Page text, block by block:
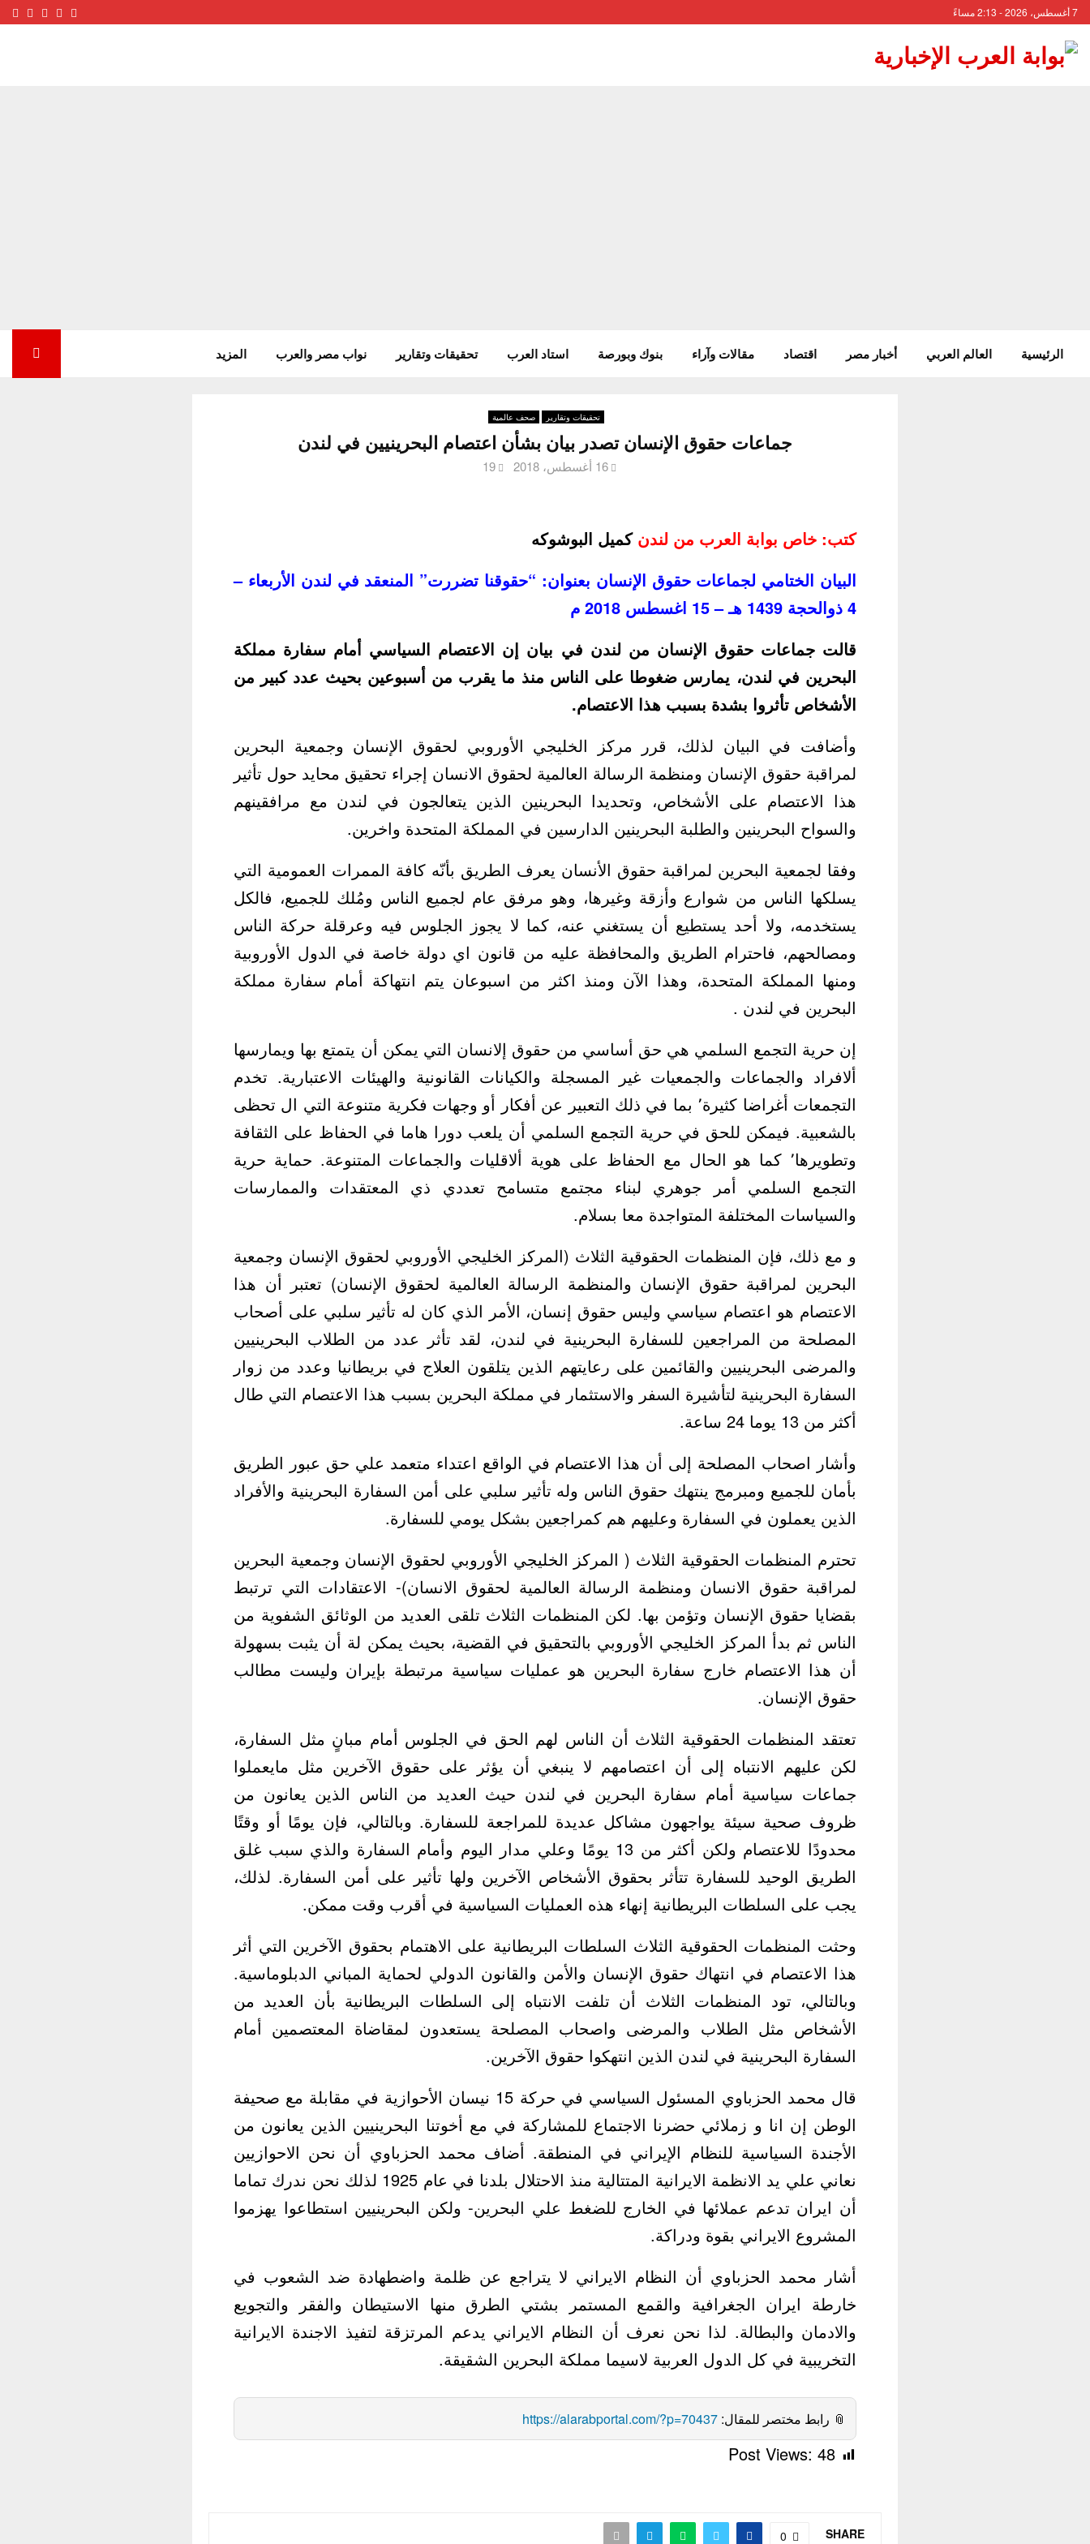
7 أغسطس، 2026 - 2:13 مساءً Facebook
Twitter
الرئيسية العالم العربي أخبار مصر اقتصاد مقالات وآراء بنوك وبورصة استاد العرب تحقيقات وتقارير نواب مصر والعرب المزيد
تحقيقات وتقارير صحف عالمية
جماعات حقوق الإنسان تصدر بيان بشأن اعتصام البحرينيين في لندن
16 أغسطس، 2018 19
كتب: خاص بوابة العرب من لندنكميل البوشوكه
البيان الختامي لجماعات حقوق الإنسان بعنوان: “حقوقنا تضررت” المنعقد في لندن الأربعاء –
4 ذوالحجة 1439 هـ – 15 اغسطس 2018 م
قالت جماعات حقوق الإنسان من لندن في بيان إن الاعتصام السياسي أمام سفارة مملكة
البحرين في لندن، يمارس ضغوطا على الناس منذ ما يقرب من أسبوعين بحيث عدد كبير من
الأشخاص تأثروا بشدة بسبب هذا الاعتصام.
وأضافت في البيان لذلك، قرر مركز الخليجي الأوروبي لحقوق الإنسان وجمعية البحرين
لمراقبة حقوق الإنسان ومنظمة الرسالة العالمية لحقوق الانسان إجراء تحقيق محايد حول تأثير
هذا الاعتصام على الأشخاص، وتحديدا البحرينين الذين يتعالجون في لندن مع مرافقينهم
والسواح البحرينين والطلبة البحرينين الدارسين في المملكة المتحدة واخرين.
وفقا لجمعية البحرين لمراقبة حقوق الأنسان يعرف الطريق بأنّه كافة الممرات العمومية التي
يسلكها الناس من شوارع وأزقة وغيرها، وهو مرفق عام لجميع الناس ومُلك للجميع، فالكل
يستخدمه، ولا أحد يستطيع أن يستغني عنه، كما لا يجوز الجلوس فيه وعرقلة حركة الناس
ومصالحهم، فاحترام الطريق والمحافظة عليه من قانون اي دولة خاصة في الدول الأوروبية
ومنها المملكة المتحدة، وهذا الآن ومنذ اكثر من اسبوعان يتم انتهاكة أمام سفارة مملكة
البحرين في لندن .
إن حرية التجمع السلمي هي حق أساسي من حقوق إلانسان التي يمكن أن يتمتع بها ويمارسها
ألافراد والجماعات والجمعيات غير المسجلة والكيانات القانونية والهيئات الاعتبارية. تخدم
التجمعات أغراضا كثيرة٬ بما في ذلك التعبير عن أفكار أو وجهات فكرية متنوعة التي ال تحظى
بالشعبية. فيمكن للحق في حرية التجمع السلمي أن يلعب دورا هاما في الحفاظ على الثقافة
وتطويرها٬ كما هو الحال مع الحفاظ على هوية ألاقليات والجماعات المتنوعة. حماية حرية
التجمع السلمي أمر جوهري لبناء مجتمع متسامح تعددي ذي المعتقدات والممارسات
والسياسات المختلفة المتواجدة معا بسلام.
و مع ذلك، فإن المنظمات الحقوقية الثلاث (المركز الخليجي الأوروبي لحقوق الإنسان وجمعية
البحرين لمراقبة حقوق الإنسان والمنظمة الرسالة العالمية لحقوق الإنسان) تعتبر أن هذا
الاعتصام هو اعتصام سياسي وليس حقوق إنسان، الأمر الذي كان له تأثير سلبي على أصحاب
المصلحة من المراجعين للسفارة البحرينية في لندن، لقد تأثر عدد من الطلاب البحرينيين
والمرضى البحرينيين والقائمين على رعايتهم الذين يتلقون العلاج في بريطانيا وعدد من زوار
السفارة البحرينية لتأشيرة السفر والاستثمار في مملكة البحرين بسبب هذا الاعتصام التي طال
أكثر من 13 يوما 24 ساعة.
وأشار اصحاب المصلحة إلى أن هذا الاعتصام في الواقع اعتداء متعمد علي حق عبور الطريق
بأمان للجميع ومبرمج ينتهك حقوق الناس وله تأثير سلبي على أمن السفارة البحرينية والأفراد
الذين يعملون في السفارة وعليهم هم كمراجعين بشكل يومي للسفارة.
تحترم المنظمات الحقوقية الثلاث ( المركز الخليجي الأوروبي لحقوق الإنسان وجمعية البحرين
لمراقبة حقوق الانسان ومنظمة الرسالة العالمية لحقوق الانسان)- الاعتقادات التي ترتبط
بقضايا حقوق الإنسان وتؤمن بها. لكن المنظمات الثلاث تلقى العديد من الوثائق الشفوية من
الناس ثم بدأ المركز الخليجي الأوروبي بالتحقيق في القضية، بحيث يمكن لة أن يثبت بسهولة
أن هذا الاعتصام خارج سفارة البحرين هو عمليات سياسية مرتبطة بإيران وليست مطالب
حقوق الإنسان.
تعتقد المنظمات الحقوقية الثلاث أن الناس لهم الحق في الجلوس أمام مبانٍ مثل السفارة،
لكن عليهم الانتباه إلى أن اعتصامهم لا ينبغي أن يؤثر على حقوق الآخرين مثل مايعملوا
جماعات سياسية أمام سفارة البحرين في لندن حيث العديد من الناس الذين يعانون من
ظروف صحية سيئة يواجهون مشاكل عديدة للمراجعة للسفارة. وبالتالي، فإن يومًا أو وقتًا
محدودًا للاعتصام ولكن أكثر من 13 يومًا وعلي مدار اليوم وأمام السفارة والذي سبب غلق
الطريق الوحيد للسفارة تتأثر بحقوق الأشخاص الآخرين ولها تأثير على أمن السفارة. لذلك،
يجب على السلطات البريطانية إنهاء هذه العمليات السياسية في أقرب وقت ممكن.
وحثت المنظمات الحقوقية الثلاث السلطات البريطانية على الاهتمام بحقوق الآخرين التي أثر
هذا الاعتصام في انتهاك حقوق الإنسان والأمن والقانون الدولي لحماية المباني الدبلوماسية.
وبالتالي، تود المنظمات الثلاث أن تلفت الانتباه إلى السلطات البريطانية بأن العديد من
الأشخاص مثل الطلاب والمرضى واصحاب المصلحة يستعدون لمقاضاة المعتصمين أمام
السفارة البحرينية في لندن الذين انتهكوا حقوق الآخرين.
قال محمد الحزباوي المسئول السياسي في حركة 15 نيسان الأحوازية في مقابلة مع صحيفة
الوطن إن انا و زملائي حضرنا الاجتماع للمشاركة في مع أخوتنا البحرينيين الذين يعانون من
الأجندة السياسية للنظام الإيراني في المنطقة. أضاف محمد الحزباوي أن نحن الاحوازيين
نعاني علي يد الانظمة الايرانية المتتالية منذ الاحتلال بلدنا في عام 1925 لذلك نحن ندرك تماما
أن ايران تدعم عملائها في الخارج للضغط علي البحرين- ولكن البحرينيين استطاعوا يهزموا
المشروع الايراني بقوة ودراكة.
أشار محمد الحزباوي أن النظام الايراني لا يتراجع عن ظلمة واضطهادة ضد الشعوب في
خارطة ايران الجغرافية والقمع المستمر بشتي الطرق منها الاستيطان والفقر والتجويع
والادمان والبطالة. لذا نحن نعرف أن النظام الايراني يدعم المرتزقة لتفيذ الاجندة الايرانية
التخريبية في كل الدول العربية لاسيما مملكة البحرين الشقيقة.
📎 رابط مختصر للمقال: https://alarabportal.com/?p=70437
Post Views: 48
SHARE
0